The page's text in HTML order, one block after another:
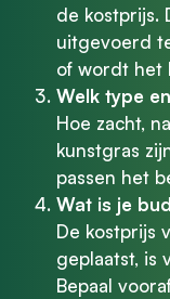
de kostprijs.
uitgevoerd
of wordt het
Welk type
Hoe zacht,
kunstgras
passen het
Wat is je
De kostprijs
geplaatst, is
Bepaal